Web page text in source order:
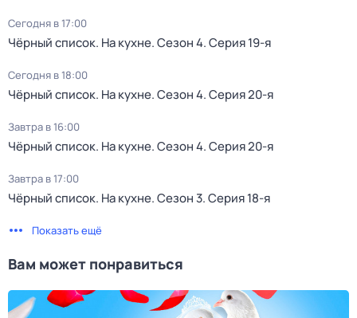
Сегодня в 17:00
Чёрный список. На кухне. Сезон 4. Серия 19-я
Сегодня в 18:00
Чёрный список. На кухне. Сезон 4. Серия 20-я
Завтра в 16:00
Чёрный список. На кухне. Сезон 4. Серия 20-я
Завтра в 17:00
Чёрный список. На кухне. Сезон 3. Серия 18-я
Показать ещё
Вам может понравиться